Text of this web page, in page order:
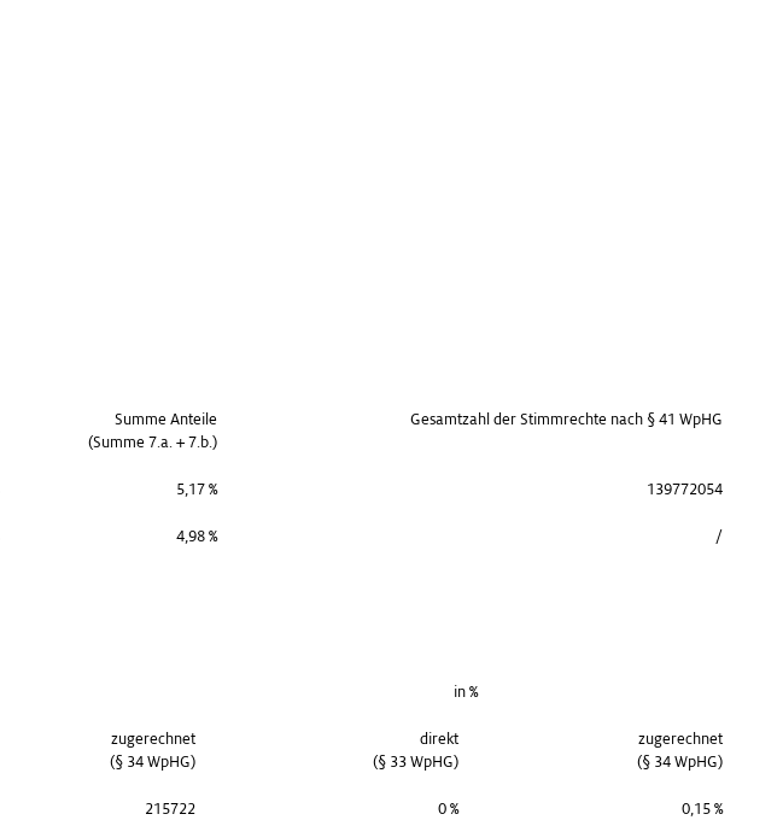
Summe Anteile
(Summe 7.a. + 7.b.)
Gesamtzahl der Stimmrechte nach § 41 WpHG
5,17 % 139772054
4,98 % /
in %
zugerechnet
(§ 34 WpHG)
direkt
(§ 33 WpHG)
zugerechnet
(§ 34 WpHG)
215722 0 % 0,15 %